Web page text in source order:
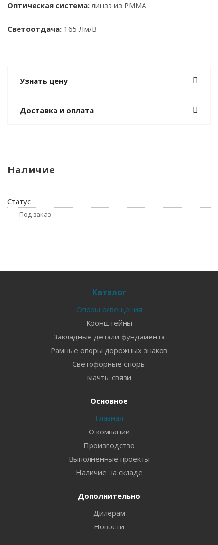
Оптическая система:линза из PMMA
Светоотдача: 165 Лм/В
Узнать цену
Доставка и оплата
Наличие
Статус
Под заказ
Каталог
Опоры освещения
Кронштейны
Закладные детали фундамента
Рамные опоры дорожных знаков
Светофорные опоры
Мачты связи
Основное
Главная
О компании
Производство
Выполненные проекты
Наличие на складе
Дополнительно
Дилерам
Новости